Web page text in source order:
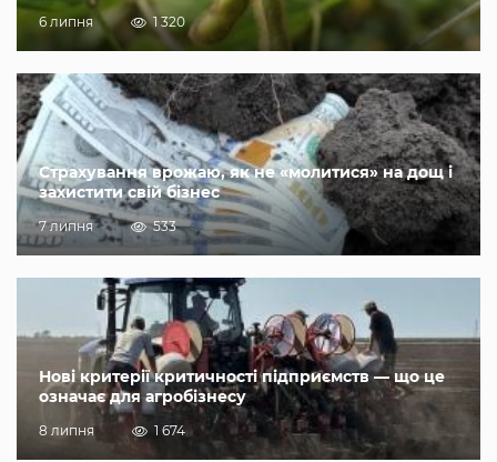
6 липня 1 320
Страхування врожаю, як не «молитися» на дощ і
захистити свій бізнес
7 липня 533
Нові критерії критичності підприємств — що це
означає для агробізнесу
8 липня 1 674